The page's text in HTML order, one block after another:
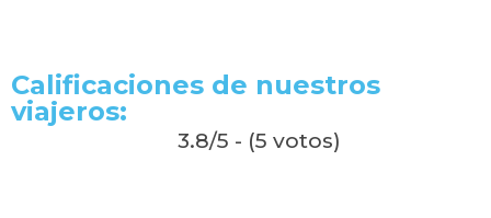
Calificaciones de nuestros
viajeros:
3.8/5 - (5 votos)